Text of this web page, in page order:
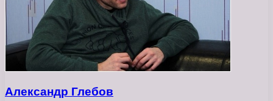
Александр Глебов